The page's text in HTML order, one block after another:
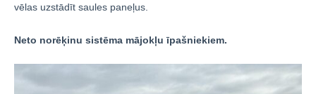
vēlas uzstādīt saules paneļus.
Neto norēķinu sistēma mājokļu īpašniekiem.